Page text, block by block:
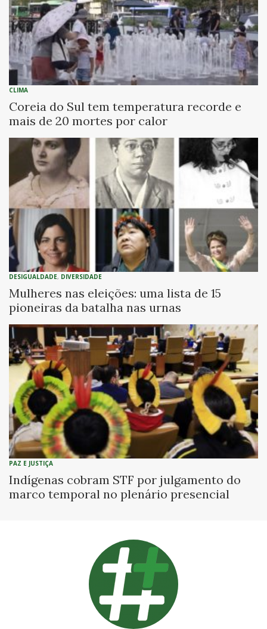
CLIMA
Coreia do Sul tem temperatura recorde e
mais de 20 mortes por calor
DESIGUALDADE, DIVERSIDADE
Mulheres nas eleições: uma lista de 15
pioneiras da batalha nas urnas
PAZ E JUSTIÇA
Indígenas cobram STF por julgamento do
marco temporal no plenário presencial